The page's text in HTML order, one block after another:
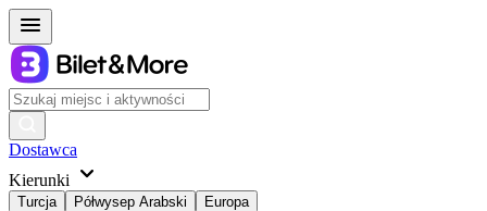
Dostawca
Kierunki
Turcja Półwysep Arabski Europa